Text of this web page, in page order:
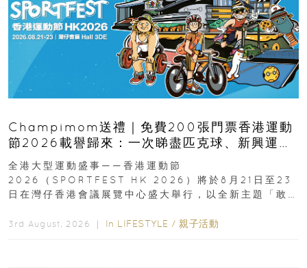
Champimom送禮｜免費200張門票香港運動
節2026載譽歸來：一次睇盡匹克球、新興運
動、街舞比賽＋逾百運動品牌展覽
全港大型運動盛事——香港運動節
2026（SPORTFEST HK 2026）將於8月21日至23
日在灣仔香港會議展覽中心盛大舉行，以全新主題「敢
3rd August, 2026 ｜ In LIFESTYLE / 親子活動